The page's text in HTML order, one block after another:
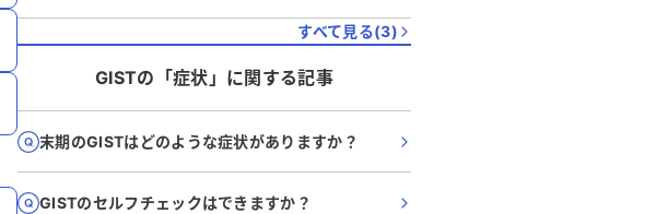
すべて見る(3)
GISTの「症状 」に関する記事
末期のGISTはどのような症状がありますか？
GISTのセルフチェックはできますか？